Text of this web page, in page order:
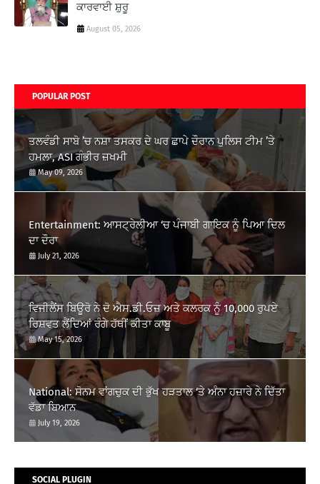
ਕਾਰਵਾਈ ਸ਼ੁਰੂ
August 05, 2026
POPULAR POST
ਤਲਵੰਡੀ ਸਾਬੋ ’ਚ ਨਸ਼ਾ ਤਸਕਰ ਦੇ ਘਰ ਛਾਪੇ ਦੌਰਾਨ ਪੁਲਿਸ ਟੀਮ ’ਤੇ
ਹਮਲਾ, ASI ਗੰਭੀਰ ਜ਼ਖਮੀ
May 09, 2026
Entertainment: ਆਸਟ੍ਰੇਲੀਆ ‘ਚ ਪੰਜਾਬੀ ਗਾਇਕ ਨੂੰ ਪਿਆ ਦਿਲ
ਦਾ ਦੌਰਾ
July 21, 2026
ਵਿਜੀਲੈਂਸ ਬਿਊਰੋ ਨੇ ਦੋ ਐਸ.ਡੀ.ਓਜ਼ ਅਤੇ ਕਲਰਕ ਨੂੰ 10,000 ਰੁਪਏ
ਰਿਸ਼ਵਤ ਲੈਂਦਿਆਂ ਰੰਗੇ ਹੱਥੀਂ ਕੀਤਾ ਕਾਬੂ
May 15, 2026
National: ਸੋਨਮ ਵਾਂਗਚੁਕ ਦੀ ਭੁੱਖ ਹੜਤਾਲ ‘ਤੇ ਅੰਨਾ ਹਜ਼ਾਰੇ ਨੇ ਦਿੱਤਾ
ਵੱਡਾ ਬਿਆਨ
July 19, 2026
SOCIAL PLUGIN